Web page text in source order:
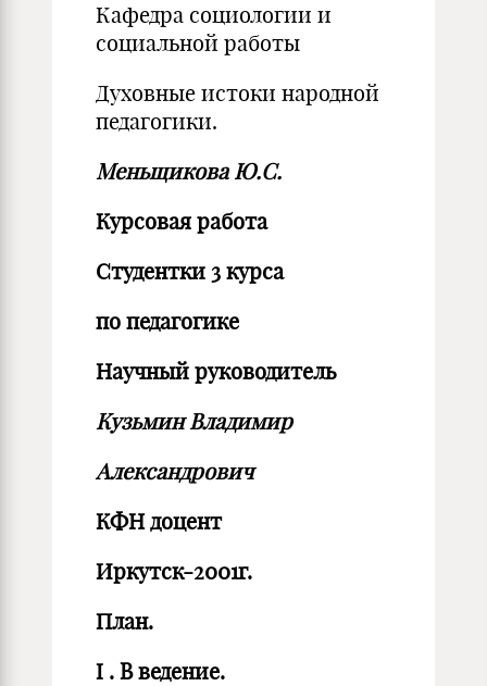
Кафедра социологии и
социальной работы
Духовные истоки народной
педагогики.
Меньщикова Ю.С.
Курсовая работа
Студентки 3 курса
по педагогике
Научный руководитель
Кузьмин Владимир
Александрович
КФН доцент
Иркутск-2001г.
План.
I . В ведение.